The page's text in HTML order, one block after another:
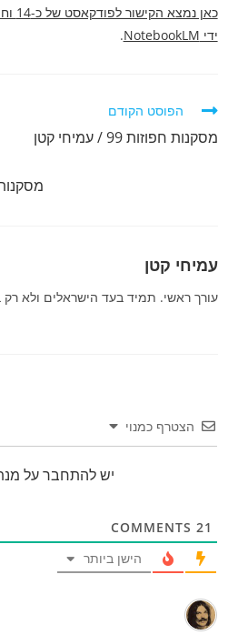
כאן
ידי NotebookLM
.
לקרוא
נוספים
הפוסט הקודם
מסקנות חפוזות 99 / עמיחי קטן
מסקנות
עמיחי קטן
עורך ראשי. תמיד בעד הישראלים ולא
הצטרף כמנוי
יש להתחבר על
21
הישן ביותר